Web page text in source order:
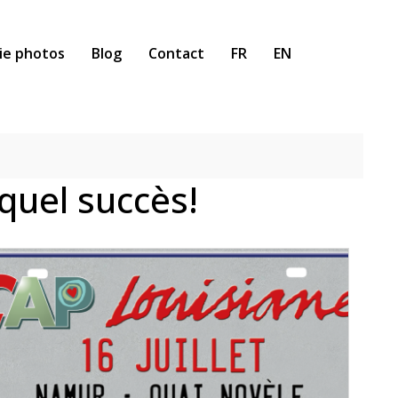
photos Blog Contact FR EN
succès!